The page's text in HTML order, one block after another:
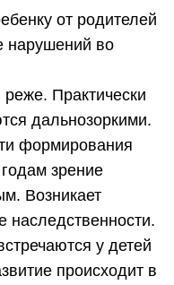
от родителей
нарушений во
реже. Практически
дальнозоркими.
формирования
зрение
Возникает
наследственности.
у детей
происходит в